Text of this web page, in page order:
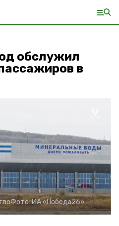
обслужил
в
Фото:ИА «Победа26»